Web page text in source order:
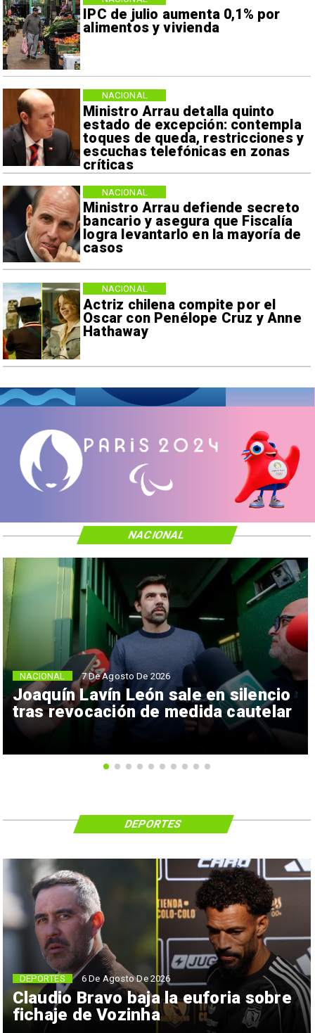
IPC de julio aumenta 0,1% por
alimentos y vivienda
Ministro Arrau detalla quinto
estado de excepción: contempla
toques de queda, restricciones y
escuchas telefónicas en zonas
críticas
NACIONAL
Ministro Arrau defiende secreto
bancario y asegura que Fiscalía
logra levantarlo en la mayoría de
casos
NACIONAL
Actriz chilena compite por el
Oscar con Penélope Cruz y Anne
Hathaway
NACIONAL
Joaquín Lavín León sale en silencio
tras revocación de medida cautelar
NACIONAL 7 De Agosto De 2026
NACIONAL
Claudio Bravo baja la euforia sobre
fichaje de Vozinha
DEPORTES 6 De Agosto De 2026
DEPORTES